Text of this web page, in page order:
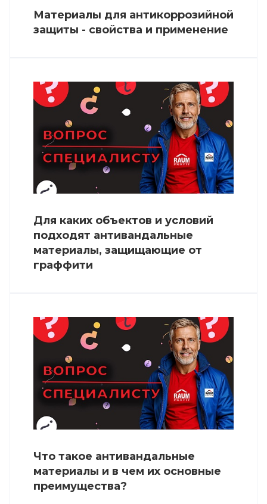
Материалы для антикоррозийной
защиты - свойства и применение
Для каких объектов и условий
подходят антивандальные
материалы, защищающие от
граффити
Что такое антивандальные
материалы и в чем их основные
преимущества?